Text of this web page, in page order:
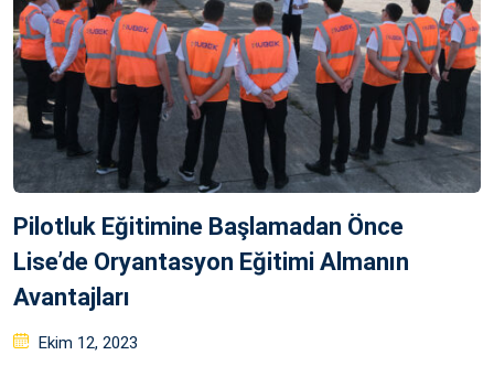
Pilotluk Eğitimine Başlamadan Önce
Lise’de Oryantasyon Eğitimi Almanın
Avantajları
Posted
Ekim 12, 2023